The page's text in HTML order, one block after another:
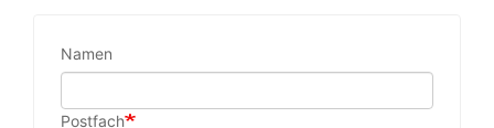
Namen
Postfach